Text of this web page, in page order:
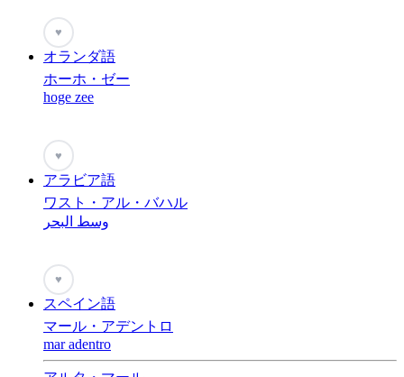
♥
オランダ語
ホーホ・ゼー
hoge zee
♥
アラビア語
ワスト・アル・バハル
وسط البحر
♥
スペイン語
マール・アデントロ
mar adentro